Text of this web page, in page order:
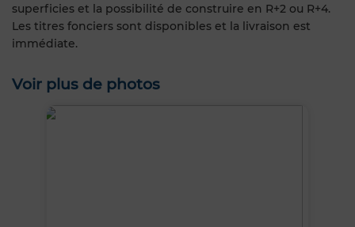
superficies et la possibilité de construire en R+2 ou R+4.
Les titres fonciers sont disponibles et la livraison est
immédiate.
Voir plus de photos